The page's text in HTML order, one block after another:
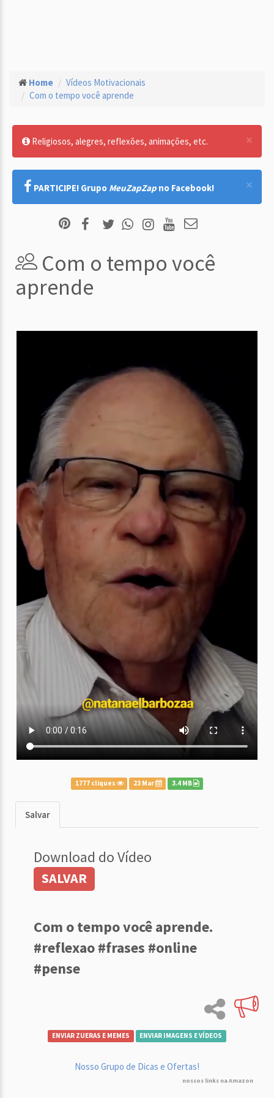
Home
Vídeos Motivacionais
Com o tempo você aprende
×
Religiosos, alegres, reflexões, animações, etc.
×
PARTICIPE! Grupo MeuZapZap no Facebook!
Com o tempo você
aprende
1777 cliques 23 Mar 3.4 MB
Salvar
Download do Vídeo
SALVAR
Com o tempo você aprende.
#reflexao #frases #online
#pense
ENVIAR ZUERAS E MEMES ENVIAR IMAGENS E VÍDEOS
Nosso Grupo de Dicas e Ofertas!
nossos links na Amazon